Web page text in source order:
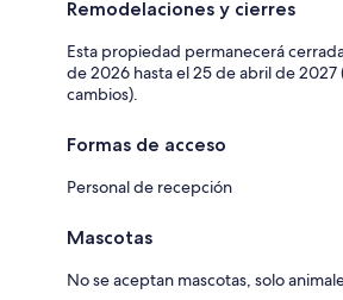
Remodelaciones y cierres
Esta propiedad permanecerá
de 2026 hasta el 25 de abril de 2027
cambios).
Formas de acceso
Personal de recepción
Mascotas
No se aceptan mascotas, solo